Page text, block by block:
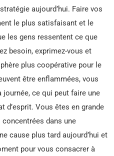
aujourd’hui. Faire vos
le plus satisfaisant et le
les gens ressentent ce que
besoin, exprimez-vous et
plus coopérative pour le
être enflammées, vous
ce qui peut faire une
d’esprit. Vous êtes en grande
dans une
cause plus tard aujourd’hui et
pour vous consacrer à